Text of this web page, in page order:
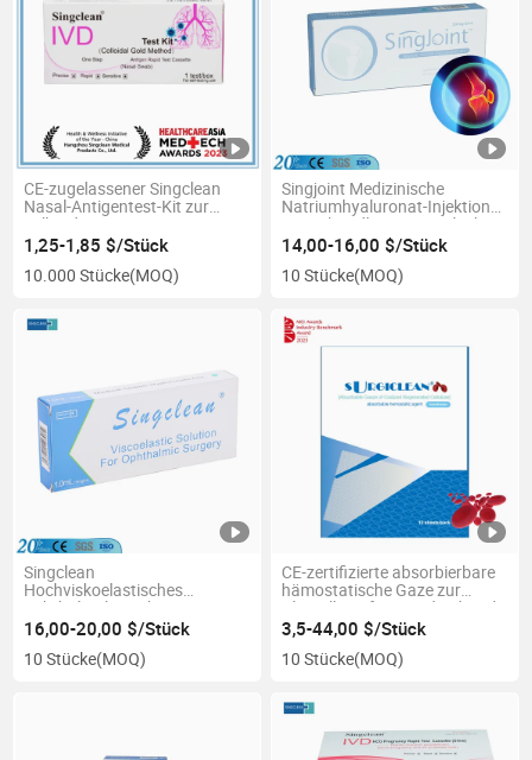
CE-zugelassener Singclean
Nasal-Antigentest-Kit zur
Selbstdiagnose
1,25-1,85 $/Stück
10.000 Stücke(MOQ)
Singjoint Medizinische
Natriumhyaluronat-Injektion
zur Behandlung von Gelenken
Lang anhaltende
Schmerzlinderung
14,00-16,00 $/Stück
10 Stücke(MOQ)
Singclean
Hochviskoelastisches
ophthalmologisches
Viskoelastisches Gerätelösung
für Augenoperationen
16,00-20,00 $/Stück
10 Stücke(MOQ)
CE-zertifizierte absorbierbare
hämostatische Gaze zur
Blutstillung für Wundverbände
bei Operationen
3,5-44,00 $/Stück
10 Stücke(MOQ)